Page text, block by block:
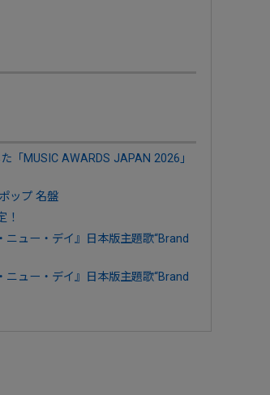
「MUSIC AWARDS JAPAN 2026」
ップ 名盤
！
ニュー・デイ』日本版主題歌“Brand
ニュー・デイ』日本版主題歌“Brand